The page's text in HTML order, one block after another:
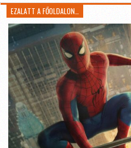
EZALATT A FŐOLDALON…